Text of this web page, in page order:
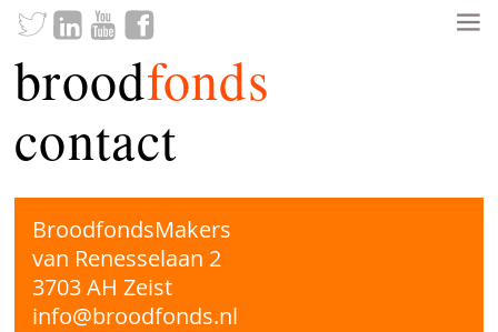
broodfonds
contact
BroodfondsMakers
van Renesselaan 2
3703 AH Zeist
info@broodfonds.nl